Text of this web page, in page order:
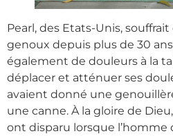
Pearl, des Etats-Unis,
genoux depuis plus de 30
également de douleurs à la
déplacer et atténuer ses
avaient donné une
une canne. À la gloire de
ont disparu lorsque l’homme